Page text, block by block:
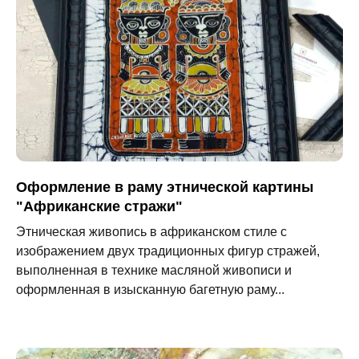
Оформление в раму этнической картины
"Африканские стражи"
Этническая живопись в африканском стиле с
изображением двух традиционных фигур стражей,
выполненная в технике масляной живописи и
оформленная в изысканную багетную раму...